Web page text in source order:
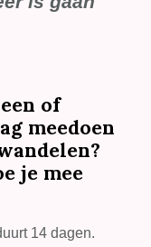
of
meedoen
je mee
14 dagen.